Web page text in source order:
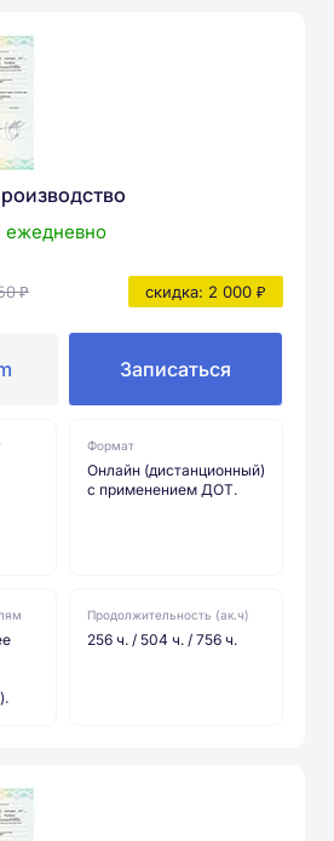
ежедневно
₽ скидка: 2 000 ₽
Записаться
Формат
Онлайн (дистанционный)
с применением ДОТ.
Продолжительность (ак.ч)
256 ч. / 504 ч. / 756 ч.